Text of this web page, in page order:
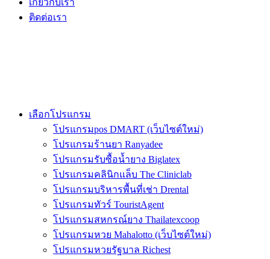
เกี่ยวกับเรา
ติดต่อเรา
เลือกโปรแกรม
โปรแกรมpos DMART (เว็บไซต์ใหม่)
โปรแกรมร้านยา Ranyadee
โปรแกรมรับซื้อน้ำยาง Biglatex
โปรแกรมคลินิกแล็บ The Cliniclab
โปรแกรมบริหารพื้นที่เช่า Drental
โปรแกรมทัวร์ TouristAgent
โปรแกรมสหกรณ์ยาง Thailatexcoop
โปรแกรมหวย Mahalotto (เว็บไซต์ใหม่)
โปรแกรมหวยรัฐบาล Richest